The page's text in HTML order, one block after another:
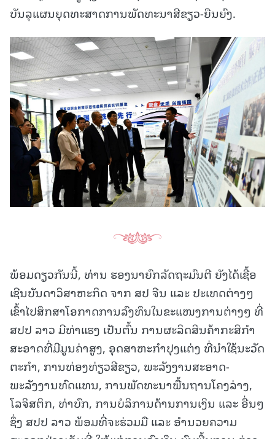
ບັນລຸແຜນຍຸດທະສາດການພັດທະນາສີຂຽວ-ຍືນຍົງ.
ພ້ອມດຽວກັນນີ້, ທ່ານ ຮອງນາຍົກລັດຖະມົນຕີ ຍັງໄດ້ເຊື້ອ
ເຊີນບັນດາວິສາຫະກິດ ຈາກ ສປ ຈີນ ແລະ ປະເທດຕ່າງໆ
ເຂົ້າໄປສຶກສາໂອກາດການລົງທຶນໃນຂະແໜງການຕ່າງໆ ທີ່
ສປປ ລາວ ມີທ່າແຮງ ເປັນຕົ້ນ ການຜະລິດສິນຄ້າກະສິກຳ
ສະອາດທີ່ມີມູນຄ່າສູງ, ອຸດສາຫະກຳປຸງແຕ່ງ ທີ່ນຳໃຊ້ນະວັດ
ຕະກໍາ, ການທ່ອງທ່ຽວສີຂຽວ, ພະລັງງານສະອາດ-
ພະລັງງານທົດແທນ, ການພັດທະນາພື້ນຖານໂຄງລ່າງ,
ໂລຈິສຕິກ, ທ່າບົກ, ການບໍລິການດ້ານການເງິນ ແລະ ອື່ນໆ
ຊຶ່ງ ສປປ ລາວ ພ້ອມທີ່ຈະຮ່ວມມື ແລະ ອຳນວຍຄວາມ